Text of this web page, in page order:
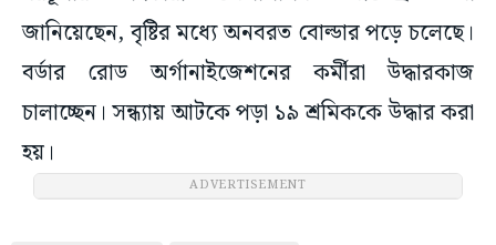
জানিয়েছেন, বৃষ্টির মধ্যে অনবরত বোল্ডার পড়ে চলেছে।
বর্ডার রোড অর্গানাইজেশনের কর্মীরা উদ্ধারকাজ
চালাচ্ছেন। সন্ধ্যায় আটকে পড়া ১৯ শ্রমিককে উদ্ধার করা
হয়।
ADVERTISEMENT